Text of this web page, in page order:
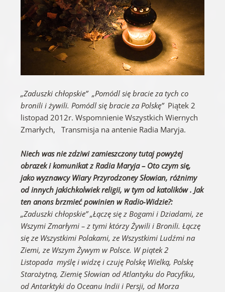
„Zaduszki chłopskie” „Pomódl się bracie za tych co
bronili i żywili. Pomódl się bracie za Polskę” Piątek 2
listopad 2012r. Wspomnienie Wszystkich Wiernych
Zmarłych, Transmisja na antenie Radia Maryja.
Niech was nie zdziwi zamieszczony tutaj powyżej
obrazek i komunikat z Radia Maryja – Oto czym się,
jako wyznawcy Wiary Przyrodzoney Słowian, różnimy
od innych jakichkolwiek religii, w tym od katolików . Jak
ten anons brzmieć powinien w Radio-Widzie?:
„Zaduszki chłopskie” „Łączę się z Bogami i Dziadami, ze
Wszymi Zmarłymi – z tymi którzy Żywili i Bronili. Łączę
się ze Wszystkimi Polakami, ze Wszystkimi Ludźmi na
Ziemi, ze Wszym Żywym w Polsce. W piątek 2
Listopada myślę i widzę i czuję Polskę Wielką, Polskę
Starożytną, Ziemię Słowian od Atlantyku do Pacyfiku,
od Antarktyki do Oceanu Indii i Persji, od Morza